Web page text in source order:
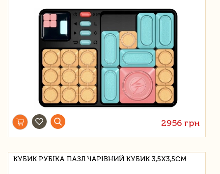
2956 грн
КУБИК РУБІКА ПАЗЛ ЧАРІВНИЙ КУБИК 3,5Х3,5СМ